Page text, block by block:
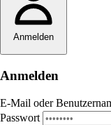
Anmelden
Anmelden
E-Mail oder
Passwort